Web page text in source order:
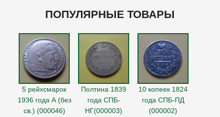
ПОПУЛЯРНЫЕ ТОВАРЫ
5 рейхсмарок
1936 года А (без
св.) (000046)
Полтина 1839
года СПБ-
НГ(000003)
10 копеек 1824
года СПБ-ПД
(000002)